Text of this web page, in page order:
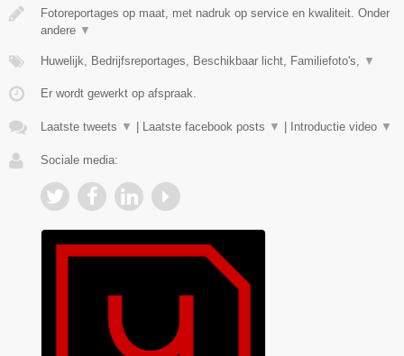
Fotoreportages op maat, met nadruk op service en kwaliteit. Onder
andere ▼
Huwelijk, Bedrijfsreportages, Beschikbaar licht, Familiefoto's, ▼
Er wordt gewerkt op afspraak.
Laatste tweets ▼ Laatste facebook posts ▼ Introductie video ▼
Sociale media: